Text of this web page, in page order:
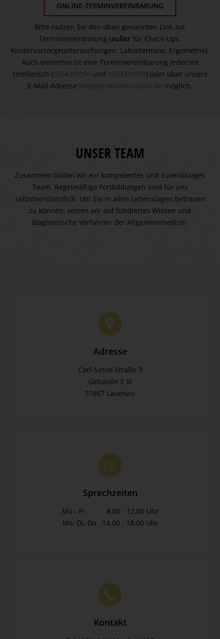
ONLINE-TERMINVEREINBARUNG
Bitte nutzen Sie den oben genannten Link zur
Terminvereinbarung (außer für Check-Ups,
Kindervorsorgeuntersuchungen, Labortermine, Ergometrie).
Auch weiterhin ist eine Terminvereinbarung jederzeit
telefonisch (05043/1096 und 05043/1097) oder über unsere
E-Mail-Adresse info@praxis-im-casala.de möglich.
UNSER TEAM
Zusammen bilden wir ein kompetentes und zuverlässiges
Team. Regelmäßige Fortbildungen sind für uns
selbstverständlich. Um Sie in allen Lebenslagen betreuen
zu können, setzen wir auf fundiertes Wissen und
diagnostische Verfahren der Allgemeinmedizin.
Adresse
Carl-Sasse-Straße 3
Gebäude E III
31867 Lauenau
Sprechzeiten
Mo - Fr 8.00 - 12.00 Uhr
Mo, Di, Do 14.00 - 18.00 Uhr
Kontakt